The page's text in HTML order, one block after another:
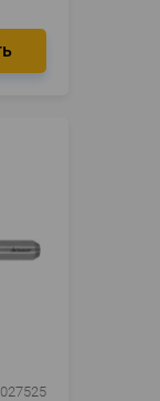
027525